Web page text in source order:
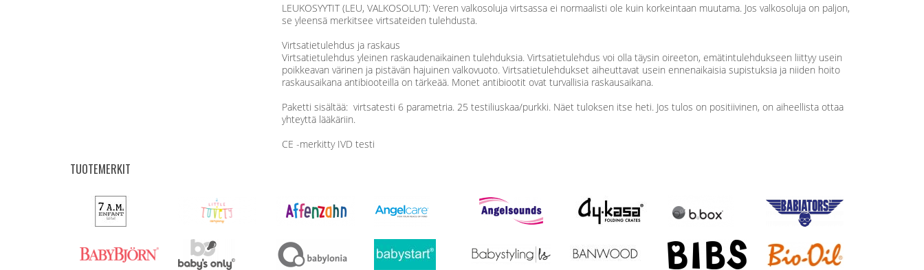
LEUKOSYYTIT (LEU, VALKOSOLUT): Veren valkosoluja virtsassa ei normaalisti ole kuin korkeintaan muutama. Jos valkosoluja on paljon,
se yleensä merkitsee virtsateiden tulehdusta.
Virtsatietulehdus ja raskaus
Virtsatietulehdus yleinen raskaudenaikainen tulehduksia. Virtsatietulehdus voi olla täysin oireeton, emätintulehdukseen liittyy usein
poikkeavan värinen ja pistävän hajuinen valkovuoto. Virtsatietulehdukset aiheuttavat usein ennenaikaisia supistuksia ja niiden hoito
raskausaikana antibiooteilla on tärkeää. Monet antibiootit ovat turvallisia raskausaikana.
Paketti sisältää: virtsatesti 6 parametria. 25 testiliuskaa/purkki. Näet tuloksen itse heti. Jos tulos on positiivinen, on aiheellista ottaa
yhteyttä lääkäriin.
CE -merkitty IVD testi
TUOTEMERKIT